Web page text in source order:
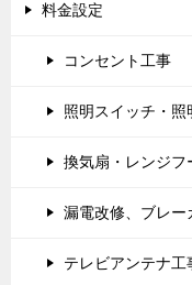
料金設定
コンセント工事
照明スイッチ・照
換気扇・レンジフ
漏電改修、ブレー
テレビアンテナ工